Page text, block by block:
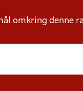
omkring denne